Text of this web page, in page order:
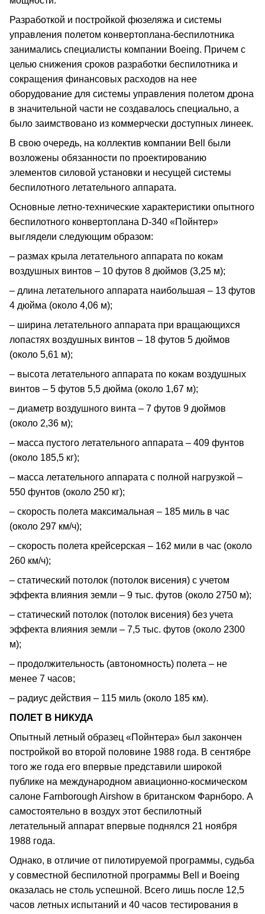
Разработкой и постройкой фюзеляжа и системы
управления полетом конвертоплана-беспилотника
занимались специалисты компании Boeing. Причем с
целью снижения сроков разработки беспилотника и
сокращения финансовых расходов на нее
оборудование для системы управления полетом дрона
в значительной части не создавалось специально, а
было заимствовано из коммерчески доступных линеек.
В свою очередь, на коллектив компании Bell были
возложены обязанности по проектированию
элементов силовой установки и несущей системы
беспилотного летательного аппарата.
Основные летно-технические характеристики опытного
беспилотного конвертоплана D-340 «Пойнтер»
выглядели следующим образом:
– размах крыла летательного аппарата по кокам
воздушных винтов – 10 футов 8 дюймов (3,25 м);
– длина летательного аппарата наибольшая – 13 футов
4 дюйма (около 4,06 м);
– ширина летательного аппарата при вращающихся
лопастях воздушных винтов – 18 футов 5 дюймов
(около 5,61 м);
– высота летательного аппарата по кокам воздушных
винтов – 5 футов 5,5 дюйма (около 1,67 м);
– диаметр воздушного винта – 7 футов 9 дюймов
(около 2,36 м);
– масса пустого летательного аппарата – 409 фунтов
(около 185,5 кг);
– масса летательного аппарата с полной нагрузкой –
550 фунтов (около 250 кг);
– скорость полета максимальная – 185 миль в час
(около 297 км/ч);
– скорость полета крейсерская – 162 мили в час (около
260 км/ч);
– статический потолок (потолок висения) с учетом
эффекта влияния земли – 9 тыс. футов (около 2750 м);
– статический потолок (потолок висения) без учета
эффекта влияния земли – 7,5 тыс. футов (около 2300
м);
– продолжительность (автономность) полета – не
менее 7 часов;
– радиус действия – 115 миль (около 185 км).
ПОЛЕТ В НИКУДА
Опытный летный образец «Пойнтера» был закончен
постройкой во второй половине 1988 года. В сентябре
того же года его впервые представили широкой
публике на международном авиационно-космическом
салоне Farnborough Airshow в британском Фарнборо. А
самостоятельно в воздух этот беспилотный
летательный аппарат впервые поднялся 21 ноября
1988 года.
Однако, в отличие от пилотируемой программы, судьба
у совместной беспилотной программы Bell и Boeing
оказалась не столь успешной. Всего лишь после 12,5
часов летных испытаний и 40 часов тестирования в